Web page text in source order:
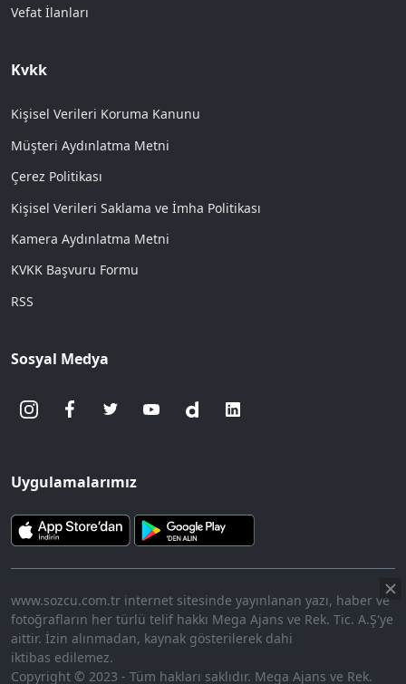
Vefat İlanları
Kvkk
Kişisel Verileri Koruma Kanunu
Müşteri Aydınlatma Metni
Çerez Politikası
Kişisel Verileri Saklama ve İmha Politikası
Kamera Aydınlatma Metni
KVKK Başvuru Formu
RSS
Sosyal Medya
Uygulamalarımız
www.sozcu.com.tr internet sitesinde yayınlanan yazı, haber ve
fotoğrafların her türlü telif hakkı Mega Ajans ve Rek. Tic. A.Ş'ye
aittir. İzin alınmadan, kaynak gösterilerek dahi
iktibas edilemez.
Copyright © 2023 - Tüm hakları saklıdır. Mega Ajans ve Rek.